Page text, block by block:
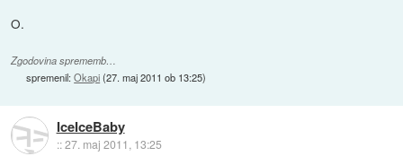
O.
Zgodovina sprememb…
spremenil:Okapi(27. maj 2011 ob 13:25)
IceIceBaby
::27. maj 2011, 13:25